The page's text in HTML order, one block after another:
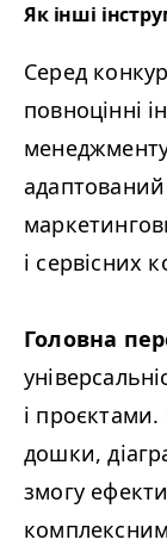
Як інші
Серед
повноцінні
адаптований
і сервісних
Головна
і
дошки,
змогу